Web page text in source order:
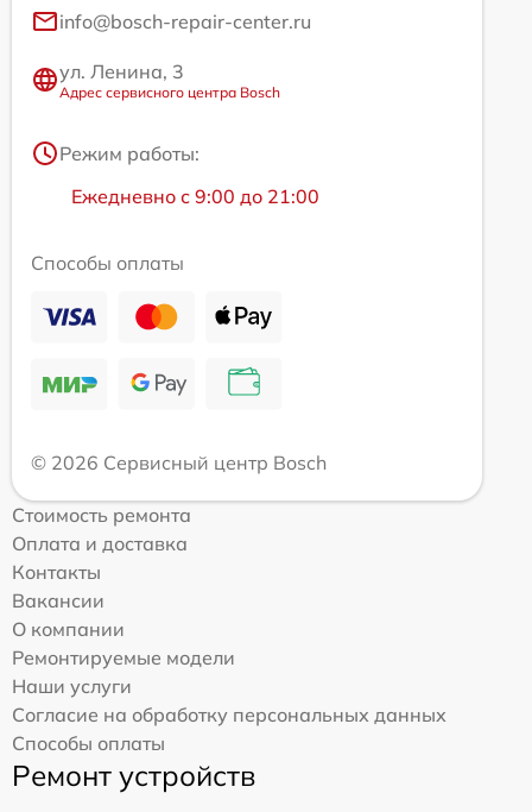
info@bosch-repair-center.ru
ул. Ленина, 3
Адрес сервисного центра Bosch
Режим работы:
Ежедневно с 9:00 до 21:00
Способы оплаты
© 2026 Сервисный центр Bosch
Стоимость ремонта
Оплата и доставка
Контакты
Вакансии
О компании
Ремонтируемые модели
Наши услуги
Согласие на обработку персональных данных
Способы оплаты
Ремонт устройств